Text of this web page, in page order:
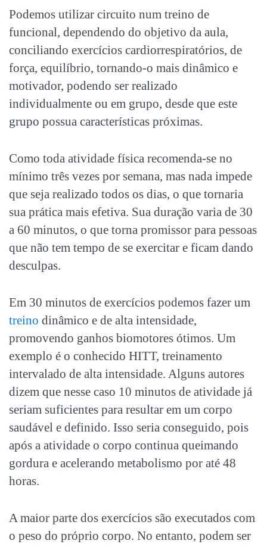
Podemos utilizar circuito num treino de
funcional, dependendo do objetivo da aula,
conciliando exercícios cardiorrespiratórios, de
força, equilíbrio, tornando-o mais dinâmico e
motivador, podendo ser realizado
individualmente ou em grupo, desde que este
grupo possua características próximas.
Como toda atividade física recomenda-se no
mínimo três vezes por semana, mas nada impede
que seja realizado todos os dias, o que tornaria
sua prática mais efetiva. Sua duração varia de 30
a 60 minutos, o que torna promissor para pessoas
que não tem tempo de se exercitar e ficam dando
desculpas.
Em 30 minutos de exercícios podemos fazer um
treino dinâmico e de alta intensidade,
promovendo ganhos biomotores ótimos. Um
exemplo é o conhecido HITT, treinamento
intervalado de alta intensidade. Alguns autores
dizem que nesse caso 10 minutos de atividade já
seriam suficientes para resultar em um corpo
saudável e definido. Isso seria conseguido, pois
após a atividade o corpo continua queimando
gordura e acelerando metabolismo por até 48
horas.
A maior parte dos exercícios são executados com
o peso do próprio corpo. No entanto, podem ser